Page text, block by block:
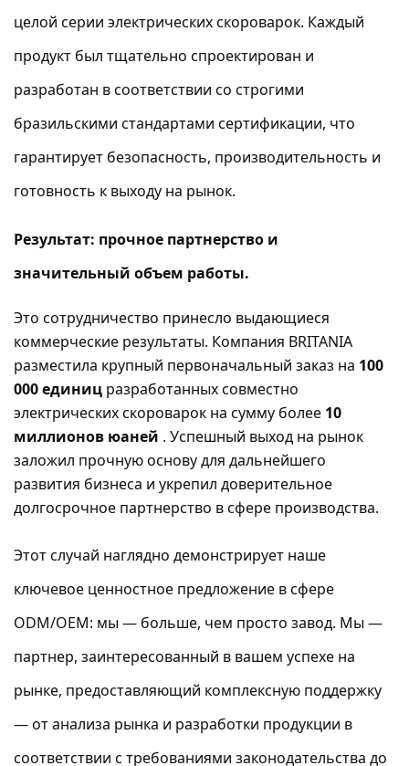
целой серии электрических скороварок. Каждый
продукт был тщательно спроектирован и
разработан в соответствии со строгими
бразильскими стандартами сертификации, что
гарантирует безопасность, производительность и
готовность к выходу на рынок.
Результат: прочное партнерство и
значительный объем работы.
Это сотрудничество принесло выдающиеся
коммерческие результаты. Компания BRITANIA
разместила крупный первоначальный заказ на 100
000 единиц разработанных совместно
электрических скороварок на сумму более 10
миллионов юаней . Успешный выход на рынок
заложил прочную основу для дальнейшего
развития бизнеса и укрепил доверительное
долгосрочное партнерство в сфере производства.
Этот случай наглядно демонстрирует наше
ключевое ценностное предложение в сфере
ODM/OEM: мы — больше, чем просто завод. Мы —
партнер, заинтересованный в вашем успехе на
рынке, предоставляющий комплексную поддержку
— от анализа рынка и разработки продукции в
соответствии с требованиями законодательства до